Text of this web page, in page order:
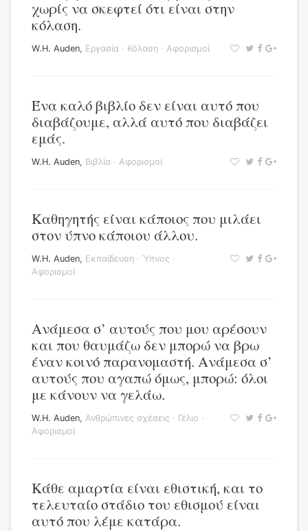
χωρίς να σκεφτεί ότι είναι στην
κόλαση.
W.H. Auden, Εργασία · Κόλαση · Αφορισμοί
Ένα καλό βιβλίο δεν είναι αυτό που
διαβάζουμε, αλλά αυτό που διαβάζει
εμάς.
W.H. Auden, Βιβλία · Αφορισμοί
Καθηγητής είναι κάποιος που μιλάει
στον ύπνο κάποιου άλλου.
W.H. Auden, Εκπαίδευση · Ύπνος ·
Αφορισμοί
Ανάμεσα σ’ αυτούς που μου αρέσουν
και που θαυμάζω δεν μπορώ να βρω
έναν κοινό παρανομαστή. Ανάμεσα σ’
αυτούς που αγαπώ όμως, μπορώ: όλοι
με κάνουν να γελάω.
W.H. Auden, Ανθρώπινες σχέσεις · Γέλιο ·
Αφορισμοί
Κάθε αμαρτία είναι εθιστική, και το
τελευταίο στάδιο του εθισμού είναι
αυτό που λέμε κατάρα.